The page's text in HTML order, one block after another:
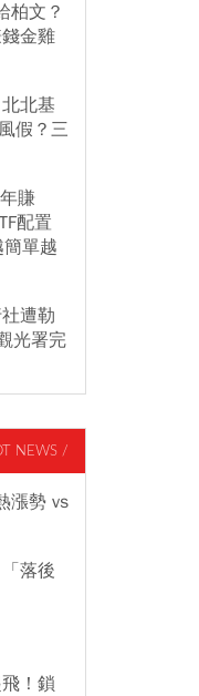
柏文？
金雞
北基
假？三
賺
配置
單越
遭勒
光署完
NEWS /
漲勢 vs
落後
！鎖